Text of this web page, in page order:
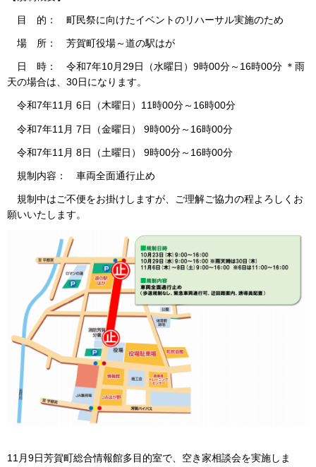
目 的： 町民祭に向けたイベントのリハーサル実施のため
場 所： 芳賀町役場～道の駅はが
日 時： 令和7年10月29日（水曜日）9時00分～16時00分 ＊雨
天の場合は、30日になります。
令和7年11月 6日（木曜日）11時00分～16時00分
令和7年11月 7日（金曜日） 9時00分～16時00分
令和7年11月 8日（土曜日） 9時00分～16時00分
規制内容： 車両全面通行止め
規制中はご不便をお掛けしますが、ご理解ご協力の程よろしくお
願いいたします。
11月9日芳賀町総合情報館多目的室で、空き家相談会を実施しま